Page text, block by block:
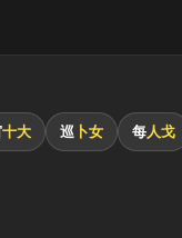
十大 巡 卜女 每人戈